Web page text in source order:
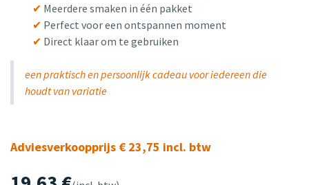
✔ Meerdere smaken in één pakket
✔ Perfect voor een ontspannen moment
✔ Direct klaar om te gebruiken
een praktisch en persoonlijk cadeau voor iedereen die
houdt van variatie
Adviesverkoopprijs € 23,75 incl. btw